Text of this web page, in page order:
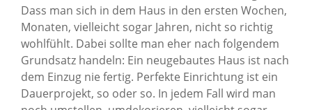
Dass man sich in dem Haus in den ersten Wochen,
Monaten, vielleicht sogar Jahren, nicht so richtig
wohlfühlt. Dabei sollte man eher nach folgendem
Grundsatz handeln: Ein neugebautes Haus ist nach
dem Einzug nie fertig. Perfekte Einrichtung ist ein
Dauerprojekt, so oder so. In jedem Fall wird man